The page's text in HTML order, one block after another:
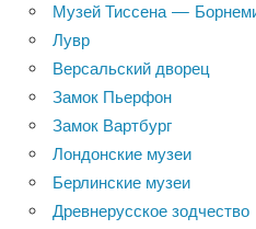
Музей Тиссена —
Лувр
Версальский дворец
Замок Пьерфон
Замок Вартбург
Лондонские музеи
Берлинские музеи
Древнерусское зодчество